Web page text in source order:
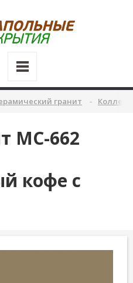
гранит
MC-662
кофе с